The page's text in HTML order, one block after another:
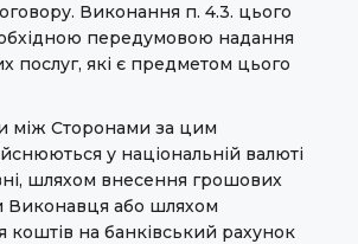
Виконання п. 4.3. цього
передумовою надання
послуг, які є предметом цього
між Сторонами за цим
у національній валюті
шляхом внесення грошових
Виконавця або шляхом
коштів на банківський рахунок